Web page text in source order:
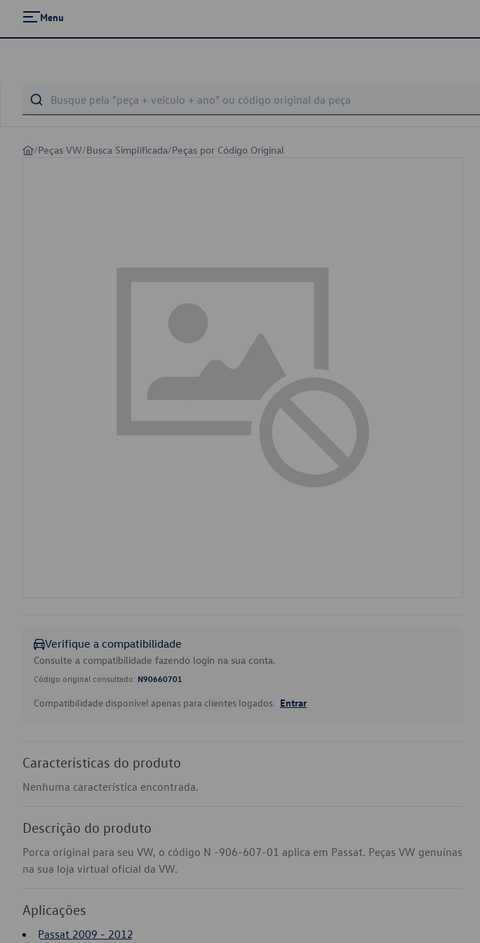
Menu
/Peças VW/Busca Simplificada/Peças por Código Original
Verifique a compatibilidade
Consulte a compatibilidade fazendo login na sua conta.
Código original consultado: N90660701
Compatibilidade disponível apenas para clientes logados. Entrar
Características do produto
Nenhuma característica encontrada.
Descrição do produto
Porca original para seu VW, o código N -906-607-01 aplica em Passat. Peças VW genuínas
na sua loja virtual oficial da VW.
Aplicações
Passat 2009 - 2012